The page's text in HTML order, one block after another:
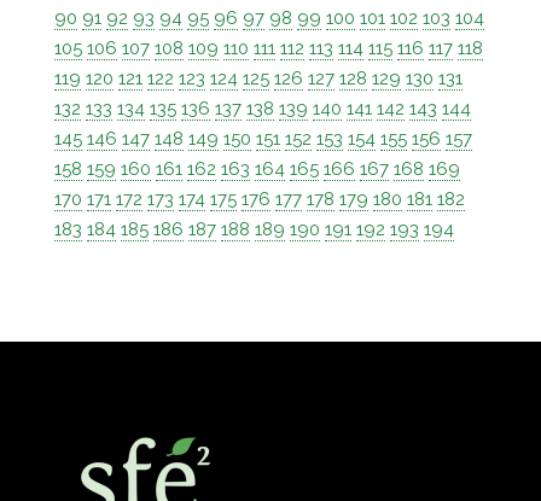
90 91 92 93 94 95 96 97 98 99 100 101 102 103 104
105 106 107 108 109 110 111 112 113 114 115 116 117 118
119 120 121 122 123 124 125 126 127 128 129 130 131
132 133 134 135 136 137 138 139 140 141 142 143 144
145 146 147 148 149 150 151 152 153 154 155 156 157
158 159 160 161 162 163 164 165 166 167 168 169
170 171 172 173 174 175 176 177 178 179 180 181 182
183 184 185 186 187 188 189 190 191 192 193 194